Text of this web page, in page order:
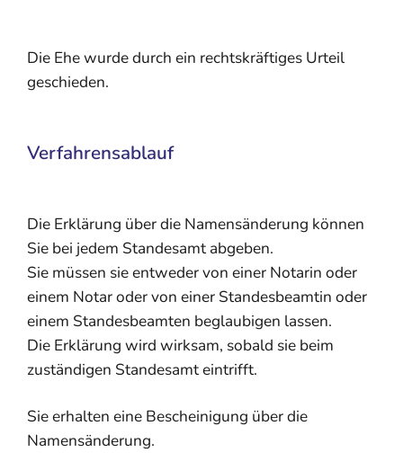
Die Ehe wurde durch ein rechtskräftiges Urteil
geschieden.
Verfahrensablauf
Die Erklärung über die Namensänderung können
Sie bei jedem Standesamt abgeben.
Sie müssen sie entweder von einer Notarin oder
einem Notar oder von einer Standesbeamtin oder
einem Standesbeamten beglaubigen lassen.
Die Erklärung wird wirksam, sobald sie beim
zuständigen Standesamt eintrifft.
Sie erhalten eine Bescheinigung über die
Namensänderung.